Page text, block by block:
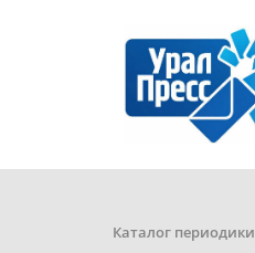
Каталог периодики